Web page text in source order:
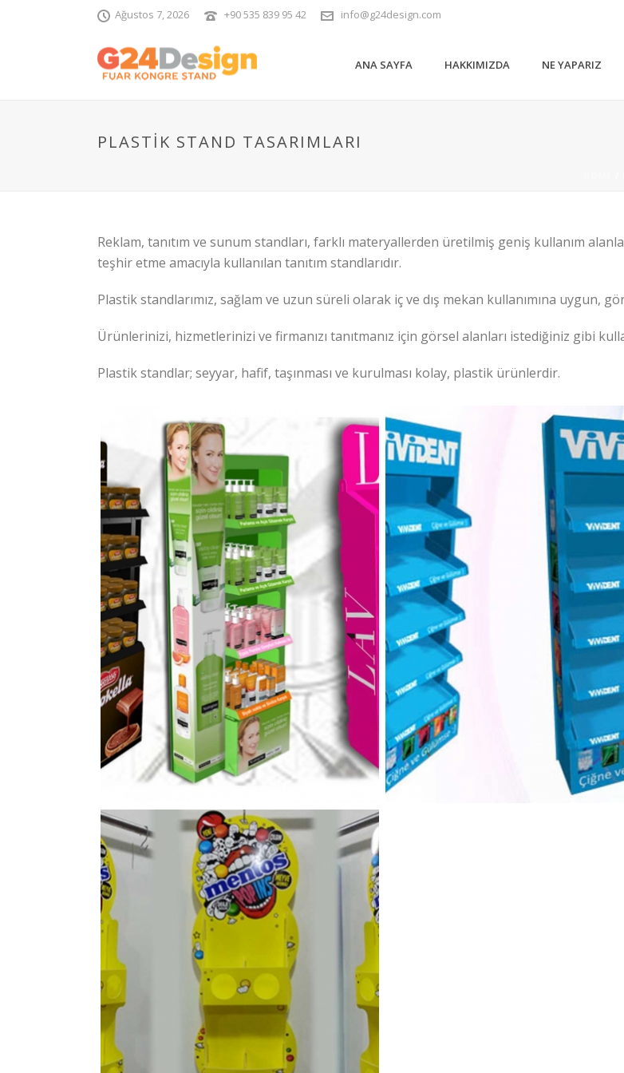
Ağustos 7, 2026 +90 535 839 95 42 info@g24design.com
ANA SAYFA HAKKIMIZDA NE YAPARIZ
PLASTIK STAND TASARIMLARI
Reklam, tanıtım ve sunum standları, farklı materyallerden üretilmiş geniş kullanım
teşhir etme amacıyla kullanılan tanıtım standlarıdır.
Plastik standlarımız, sağlam ve uzun süreli olarak iç ve dış mekan kullanımına uygun,
Ürünlerinizi, hizmetlerinizi ve firmanızı tanıtmanız için görsel alanları istediğiniz gibi
Plastik standlar; seyyar, hafif, taşınması ve kurulması kolay, plastik ürünlerdir.